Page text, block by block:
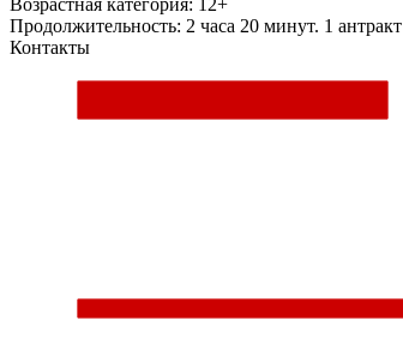
Продолжительность: 2 часа 20 минут. 1 антракт
Контакты